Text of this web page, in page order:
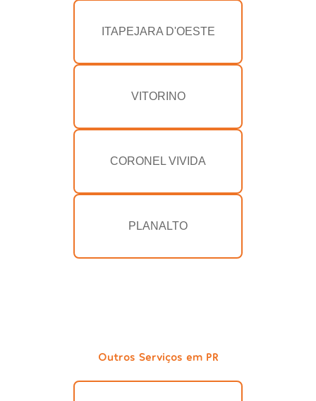
ITAPEJARA D'OESTE
VITORINO
CORONEL VIVIDA
PLANALTO
Outros Serviços em PR